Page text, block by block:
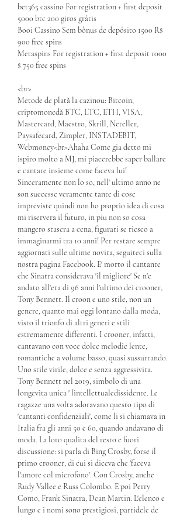
bet365 cassino For registration + first deposit
5000 btc 200 giros grátis
Booi Cassino Sem bônus de depósito 1500 R$
900 free spins
Metaspins For registration + first deposit 1000
$ 750 free spins
<br>
Metode de plată la cazinou: Bitcoin,
criptomonedă BTC, LTC, ETH, VISA,
Mastercard, Maestro, Skrill, Neteller,
Paysafecard, Zimpler, INSTADEBIT,
Webmoney<br>Ahaha Come gia detto mi
ispiro molto a MJ, mi piacerebbe saper ballare
e cantare insieme come faceva lui!
Sinceramente non lo so, nell' ultimo anno ne
son successe veramente tante di cose
impreviste quindi non ho proprio idea di cosa
mi riservera il futuro, in piu non so cosa
mangero stasera a cena, figurati se riesco a
immaginarmi tra 10 anni! Per restare sempre
aggiornati sulle ultime novita, seguiteci sulla
nostra pagina Facebook. E' morto il cantante
che Sinatra considerava 'il migliore' Se n'e
andato all'eta di 96 anni l'ultimo dei crooner,
Tony Bennett. Il croon e uno stile, non un
genere, quanto mai oggi lontano dalla moda,
visto il trionfo di altri generi e stili
estremamente differenti. I crooner, infatti,
cantavano con voce dolce melodie lente,
romantiche a volume basso, quasi sussurrando.
Uno stile virile, dolce e senza aggressivita.
Tony Bennett nel 2019, simbolo di una
longevita unica ' lintellettualedissidente. Le
ragazze una volta adoravano questo tipo di
'cantanti confidenziali', come li si chiamava in
Italia fra gli anni 50 e 60, quando andavano di
moda. La loro qualita del resto e fuori
discussione: si parla di Bing Crosby, forse il
primo crooner, di cui si diceva che 'faceva
l'amore col microfono'. Con Crosby, anche
Rudy Vallee e Russ Colombo. E poi Perry
Como, Frank Sinatra, Dean Martin. L'elenco e
lungo e i nomi sono prestigiosi, partidele de